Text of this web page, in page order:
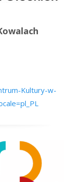
Kultury-w-